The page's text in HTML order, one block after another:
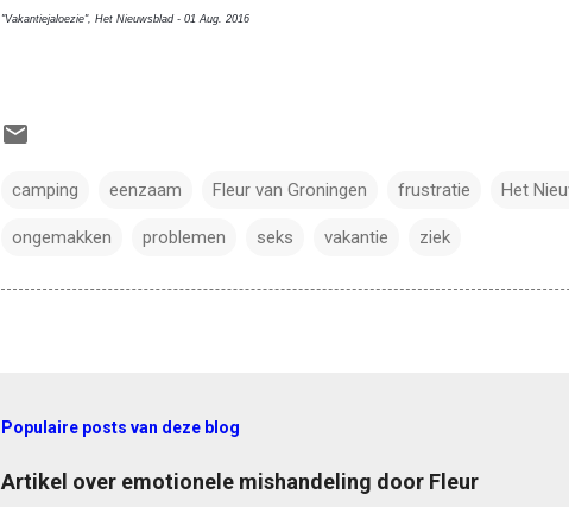
"Vakantiejaloezie", Het Nieuwsblad - 01 Aug. 2016
camping eenzaam Fleur van Groningen frustratie Het
ongemakken problemen seks vakantie ziek
Populaire posts van deze blog
Artikel over emotionele mishandeling door Fleur